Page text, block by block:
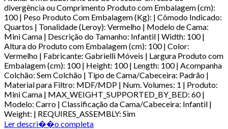
divergência ou Comprimento Produto com Embalagem (cm):
100 | Peso Produto Com Embalagem (Kg): | Cômodo Indicado:
Quartos | Tonalidade (Leroy): Vermelho | Modelo de Cama:
Mini Cama | Descrição do Tamanho: Infantil | Width: 100 |
Altura do Produto com Embalagem (cm): 100 | Color:
Vermelho | Fabricante: Gabrielli Móveis | Largura Produto com
Embalagem (cm): 100 | Height: 100 | Length: 100 | Acompanha
Colchão: Sem Colchão | Tipo de Cama/Cabeceira: Padrão |
Material para Filtro: MDF/MDP | Num. Volumes: 1 | Produto:
Mini Cama | MAX_WEIGHT_SUPPORTED_BY_BED: 60 |
Modelo: Carro | Classificação da Cama/Cabeceira: Infantil |
Weight: | REQUIRES_ASSEMBLY: Sim
Ler descri��o completa